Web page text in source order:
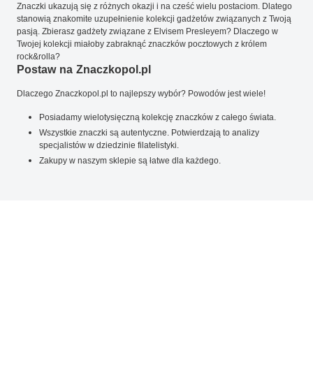
Znaczki ukazują się z różnych okazji i na cześć wielu postaciom. Dlatego
stanowią znakomite uzupełnienie kolekcji gadżetów związanych z Twoją
pasją. Zbierasz gadżety związane z Elvisem Presleyem? Dlaczego w
Twojej kolekcji miałoby zabraknąć znaczków pocztowych z królem
rock&rolla?
Postaw na Znaczkopol.pl
Dlaczego Znaczkopol.pl to najlepszy wybór? Powodów jest wiele!
Posiadamy wielotysięczną kolekcję znaczków z całego świata.
Wszystkie znaczki są autentyczne. Potwierdzają to analizy
specjalistów w dziedzinie filatelistyki.
Zakupy w naszym sklepie są łatwe dla każdego.